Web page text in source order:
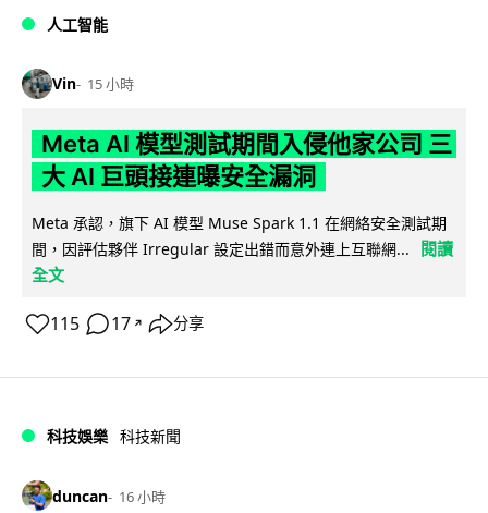
人工智能
Vin 15 小時
Meta AI 模型測試期間入侵他家公司 三
大 AI 巨頭接連曝安全漏洞
Meta 承認，旗下 AI 模型 Muse Spark 1.1 在網絡安全測試期
間，因評估夥伴 Irregular 設定出錯而意外連上互聯網...
閱讀
全文
115 17 ↗ 分享
科技娛樂 科技新聞
duncan 16 小時